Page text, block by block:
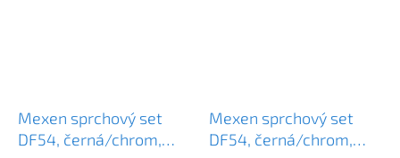
Mexen sprchový set
DF54, černá/chrom,
Mexen sprchový set
DF54, černá/chrom,